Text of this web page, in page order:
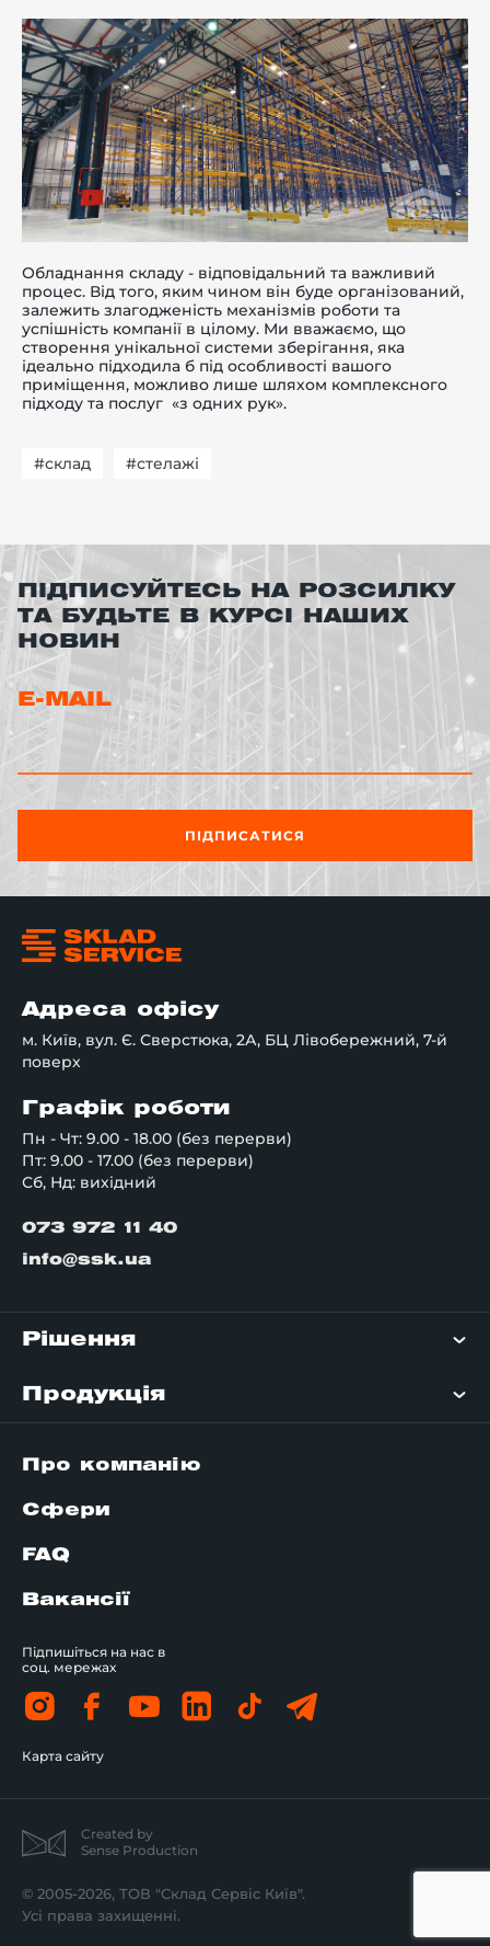
Обладнання складу - відповідальний та важливий
процес. Від того, яким чином він буде організований,
залежить злагодженість механізмів роботи та
успішність компанії в цілому. Ми вважаємо, що
створення унікальної системи зберігання, яка
ідеально підходила б під особливості вашого
приміщення, можливо лише шляхом комплексного
підходу та послуг «з одних рук».
#склад #стелажі
ПІДПИСУЙТЕСЬ НА РОЗСИЛКУ
ТА БУДЬТЕ В КУРСІ НАШИХ
НОВИН
E-MAIL
ПІДПИСАТИСЯ
Адреса офісу
м. Київ, вул. Є. Сверстюка, 2А, БЦ Лівобережний, 7-й
поверх
Графік роботи
Пн - Чт: 9.00 - 18.00 (без перерви)
Пт: 9.00 - 17.00 (без перерви)
Сб, Нд: вихідний
073 972 11 40
info@ssk.ua
Рішення
Продукція
Про компанію
Сфери
FAQ
Вакансії
Підпишіться на нас в
соц. мережах
Карта сайту
Created by
Sense Production
© 2005-2026, ТОВ "Склад Сервіс Київ".
Усі права захищенні.